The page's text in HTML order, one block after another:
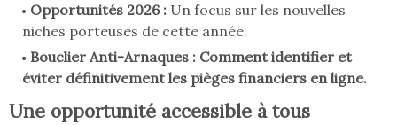
Opportunités 2026 : Un focus sur les nouvelles
niches porteuses de cette année.
Bouclier Anti-Arnaques : Comment identifier et
éviter définitivement les pièges financiers en ligne.
Une opportunité accessible à tous